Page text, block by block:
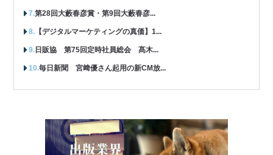
第28回大藪春彦賞・第9回大藪春彦...
【デジタルマーケティングの真価】1...
日販協 第75回定時社員総会 髙木...
毎日新聞 宮﨑優さん起用の新CM放...